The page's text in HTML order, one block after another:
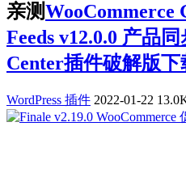
亲测WooCommerce
Feeds v12.0.0 产品
Center插件破解版下
WordPress 插件 2022-01-22